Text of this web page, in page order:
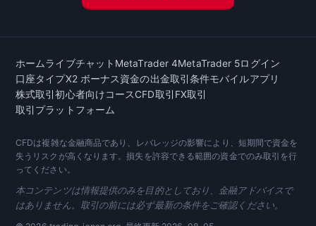
ホームライブチャット MetaTrader 4MetaTrader 5ログイン
口座タイプX2 ボーナス資金の出金取引条件モバイルアプリ
株式取引初心者向けコースCFD取引 FX取引
取引プラットフォーム
CFDは複雑な金融商品であり、レバレッジの影響により、短期間で資金を
失うリスクが高くなります。損失を許容できる範囲の資金でのみ取引を行
ってください。
本コンテンツは情報提供のみを目的としており、金融アドバイスで
はありません。取引の前には必ず最新の条件をご確認ください。